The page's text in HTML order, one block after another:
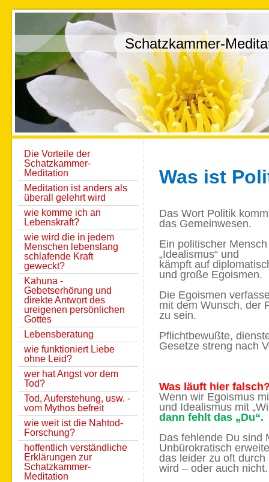
Schatzkammer-
Die Vorteile der
Schatzkammer-
Meditation
Meditation ist anders als
überall gelehrt wird
wie komme ich an
Lebenskraft?
wie wird die in jedem
Menschen lebenslang
schlafende Kraft
geweckt?
Kahuna -
Gebetserhörung und
direkte Antwort des
ureigenen persönlichen
Gottes
Lebensberatung
wie funktioniert Liebe
ohne Leid?
wer hat Angst vor dem
Tod?
Tod, Auferstehung, usw. -
vom Mythos befreit
wie weit ist die Nahtod-
Forschung?
hoffentlich verständliche
Erklärungen zur
Schatzkammer-
Meditation
Was ist
Das Wort Politik
das Gemeinwesen.
Ein politischer
„Idealismus“ und
kämpft auf
und große Egoismen.
Die Egoismen
mit dem Wunsch, der
zu sein.
Pflichtbewußte,
Gesetze streng nach
Was läuft hier
Wenn wir Egoismus
und Idealismus mit
dann fehlt das „Du“.
Das fehlende Du sind
Unbürokratisch
das leider zu oft
wird – oder auch nicht.